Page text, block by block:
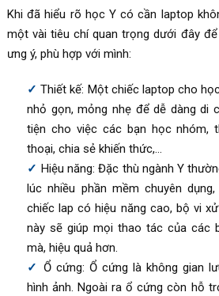
Khi đã hiểu rõ học Y có cần laptop
một vài tiêu chí quan trọng dưới đây
ưng ý, phù hợp với mình:
Thiết kế: Một chiếc laptop cho
nhỏ gọn, mỏng nhẹ để dễ dàng di
tiện cho việc các bạn học nhóm,
thoại, chia sẻ khiến thức,…
Hiệu năng: Đặc thù ngành Y
lúc nhiều phần mềm chuyên
chiếc lap có hiệu năng cao, bộ vi
này sẽ giúp mọi thao tác của các
mà, hiệu quả hơn.
Ổ cứng: Ổ cứng là không gian
hình ảnh. Ngoài ra ổ cứng còn hỗ